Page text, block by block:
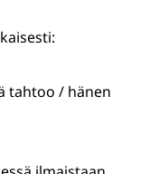
tahtoo / hänen